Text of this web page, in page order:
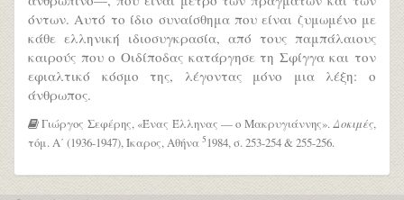
όντων. Αυτό το ίδιο συναίσθημα που είναι ζυμωμένο με
κάθε ελληνική ιδιοσυγκρασία, από τους παμπάλαιους
καιρούς που ο Οιδίποδας κατάργησε τη Σφίγγα και τον
εφιαλτικό κόσμο της, λέγοντας μόνο μια λέξη: ο
άνθρωπος.
Γιώργος Σεφέρης, «Ένας Έλληνας — ο Μακρυγιάννης». Δοκιμές,
τόμ. Α΄ (1936-1947), Ίκαρος, Αθήνα 5 1984, σ. 253-254 & 255-256.